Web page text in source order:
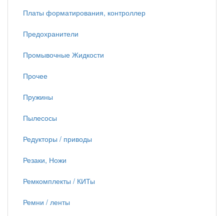
Платы форматирования, контроллер
Предохранители
Промывочные Жидкости
Прочее
Пружины
Пылесосы
Редукторы / приводы
Резаки, Ножи
Ремкомплекты / КИТы
Ремни / ленты